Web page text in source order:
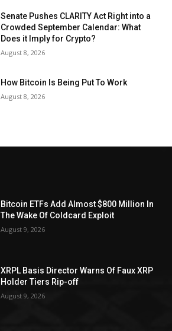
Senate Pushes CLARITY Act Right into a
Crowded September Calendar: What
Does it Imply for Crypto?
August 8, 2026
How Bitcoin Is Being Put To Work
August 8, 2026
Bitcoin ETFs Add Almost $800 Million In
The Wake Of Coldcard Exploit
August 9, 2026
XRPL Basis Director Warns Of Faux XRP
Holder Tiers Rip-off
August 9, 2026